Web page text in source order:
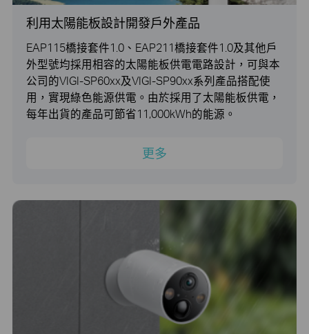
利用太陽能板設計開發戶外產品
EAP115橋接套件1.0、EAP211橋接套件1.0及其他戶
外型號均採用相容的太陽能板供電電路設計，可與本
公司的VIGI-SP60xx及VIGI-SP90xx系列產品搭配使
用，實現綠色能源供電。由於採用了太陽能板供電，
每年出貨的產品可節省11,000kWh的能源。
更多